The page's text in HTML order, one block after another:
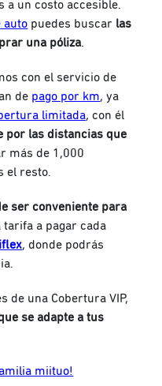
a un costo accesible.
auto puedes buscar las
una póliza.
con el servicio de
de pago por km, ya
limitada, con él
por las distancias que
más de 1,000
el resto.
ser conveniente para
a pagar cada
, donde podrás
de una Cobertura VIP,
se adapte a tus
miituo!